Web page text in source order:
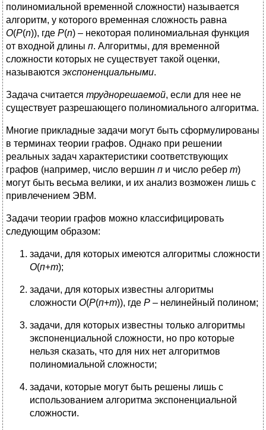
полиномиальной временной сложности) называется
алгоритм, у которого временная сложность равна
O(Р(n)), где Р(n) – некоторая полиномиальная функция
от входной длины п. Алгоритмы, для временной
сложности которых не существует такой оценки,
называются экспоненциальными.
Задача считается труднорешаемой, если для нее не
существует разрешающего полиномиального алгоритма.
Многие прикладные задачи могут быть сформулированы
в терминах теории графов. Однако при решении
реальных задач характеристики соответствующих
графов (например, число вершин п и число ребер т)
могут быть весьма велики, и их анализ возможен лишь с
привлечением ЭВМ.
Задачи теории графов можно классифицировать
следующим образом:
задачи, для которых имеются алгоритмы сложности
О(п+т);
задачи, для которых известны алгоритмы
сложности О(Р(п+т)), где Р – нелинейный полином;
задачи, для которых известны только алгоритмы
экспоненциальной сложности, но про которые
нельзя сказать, что для них нет алгоритмов
полиномиальной сложности;
задачи, которые могут быть решены лишь с
использованием алгоритма экспоненциальной
сложности.